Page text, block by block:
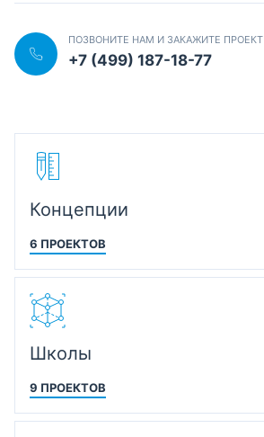
ПОЗВОНИТЕ НАМ И ЗАКАЖИТЕ ПРОЕКТ
+7 (499) 187-18-77
Концепции
6 ПРОЕКТОВ
Школы
9 ПРОЕКТОВ